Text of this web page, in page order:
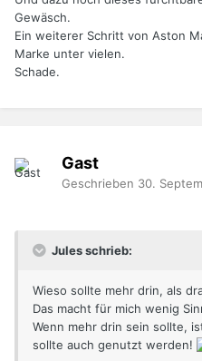
Gewäsch.
Ein weiterer Schritt von Aston
Marke unter vielen.
Schade.
Gast
Geschrieben 30.
Jules schrieb:
Wieso sollte mehr drin, als
Das macht für mich wenig
Wenn mehr drin sein sollte,
sollte auch genutzt werden!